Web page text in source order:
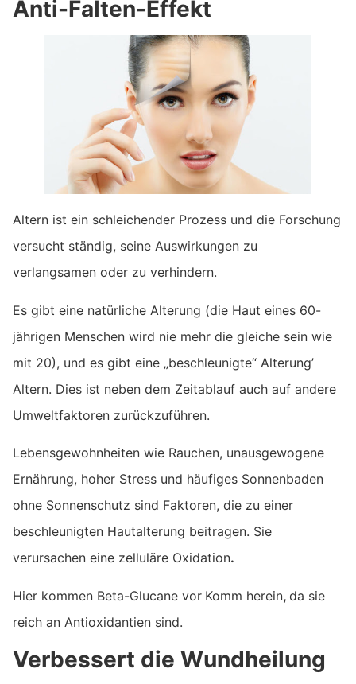
Anti-Falten-Effekt
Altern ist ein schleichender Prozess und die Forschung
versucht ständig, seine Auswirkungen zu
verlangsamen oder zu verhindern.
Es gibt eine natürliche Alterung (die Haut eines 60-
jährigen Menschen wird nie mehr die gleiche sein wie
mit 20), und es gibt eine „beschleunigte“ Alterung’
Altern. Dies ist neben dem Zeitablauf auch auf andere
Umweltfaktoren zurückzuführen.
Lebensgewohnheiten wie Rauchen, unausgewogene
Ernährung, hoher Stress und häufiges Sonnenbaden
ohne Sonnenschutz sind Faktoren, die zu einer
beschleunigten Hautalterung beitragen. Sie
verursachen eine zelluläre Oxidation.
Hier kommen Beta-Glucane vor Komm herein, da sie
reich an Antioxidantien sind.
Verbessert die Wundheilung